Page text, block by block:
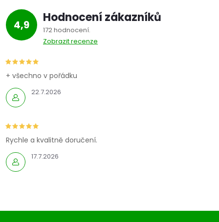
4,9 Hodnocení zákazníků
172 hodnocení
Zobrazit recenze
22.7.2026
+ všechno v pořádku
17.7.2026
Rychle a kvalitně doručení.